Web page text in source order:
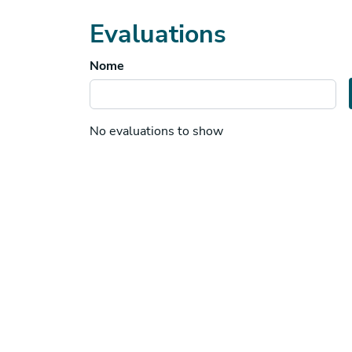
Evaluations
Nome
No evaluations to show